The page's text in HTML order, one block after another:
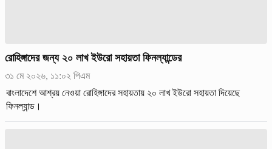
রোহিঙ্গাদের জন্য ২০ লাখ ইউরো সহায়তা ফিনল্যান্ডের
৩১ মে ২০২৬, ১১:০২ পিএম
বাংলাদেশে আশ্রয় নেওয়া রোহিঙ্গাদের সহায়তায় ২০ লাখ ইউরো সহায়তা দিয়েছে
ফিনল্যান্ড।